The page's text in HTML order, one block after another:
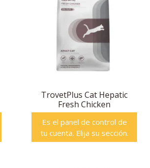
TrovetPlus Cat Hepatic
Fresh Chicken
Es el panel de control de
tu cuenta. Elija su sección.